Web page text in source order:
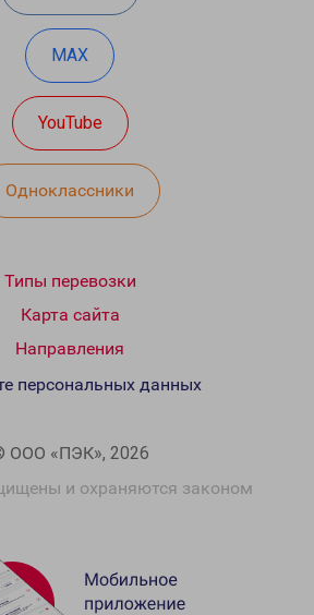
MAX
YouTube
Одноклассники
Типы перевозки
Карта сайта
Направления
ООО «ПЭК», 2026
и охраняются законом
персональных данных